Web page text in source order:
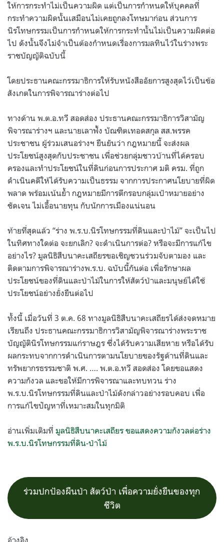
ให้การกระทำไม่เป็นความผิด แต่เป็นการกําหนดให้บุคคลที่
กระทำความผิดนั้นเสมือนไม่เคยถูกลงโทษมาก่อน ส่วนการ
นิรโทษกรรมเป็นการกําหนดให้การกระทำนั้นไม่เป็นความผิดต่อ
ไป ดังนั้นจึงไม่จำเป็นต้องกำหนดเรื่องการมลทินไว้ในร่างพระ
ราชบัญญัติฉบับนี้
โดยประธานคณะกรรมาธิการให้รับหนังสืออัยการสูงสุดไว้เป็นข้อ
สังเกตในการพิจารณาร่างต่อไป
ทางด้าน พ.ต.อ.ทวี สอดส่อง ประธานคณะกรรมาธิการวิสามัญ
พิจารณาร่างฯ และนายเลาฟั้ง บัณฑิตเทอดสกุล สส.พรรค
ประชาชน ผู้ร่วมเสนอร่างฯ ยืนยันว่า กฎหมายนี้ จะส่งผล
ประโยชน์สูงสุดกับประชาชน เพื่อช่วยกลุ่มชาวบ้านที่ได้ครอบ
ครองและทำประโยชน์ในที่ดินก่อนการประกาศ มติ ครม. ที่ถูก
ดำเนินคดีให้ได้รับความเป็นธรรม จากการประกาศนโยบายที่ผิด
พลาด พร้อมเน้นย้ำ กฎหมายมีการตีกรอบกลุ่มเป้าหมายอย่าง
ชัดเจน ไม่เอื้อนายทุน กับนักการเมืองแน่นอน
ท้ายที่สุดแล้ว “ร่าง พ.ร.บ.นิรโทษกรรมที่ดินและป่าไม้” จะเป็นไป
ในทิศทางใดต่อ จะยกเลิก? จะดำเนินการต่อ? หรือจะมีการแก้ไข
อย่างไร? มูลนิธิสืบนาคะเสถียรขอเชิญชวนร่วมจับตามอง และ
ติดตามการพิจารณาร่างพ.ร.บ. ฉบับนี้กันต่อ เพื่อรักษาผล
ประโยชน์ของที่ดินและป่าไม้ในการให้สัตว์ป่าและมนุษย์ได้ใช้
ประโยชน์อย่างยั่งยืนต่อไป
ทั้งนี้ เมื่อวันที่ 3 ต.ค. 68 ทางมูลนิธิสืบนาคะเสถียรได้ส่งจดหมาย
เรียนถึง ประธานคณะกรรมาธิการวิสามัญพิจารณาร่างพระราช
บัญญัตินิรโทษกรรมแก่ราษฎร ซึ่งได้รับความเสียหาย หรือได้รับ
ผลกระทบจากการดำเนินการตามนโยบายของรัฐด้านที่ดินและ
ทรัพยากรธรรมชาติ พ.ศ. …. พ.ต.อ.ทวี สอดส่อง โดยขอแสดง
ความกังวล และขอให้มีการพิจารณาและทบทวน ร่าง
พ.ร.บ.นิรโทษกรรมที่ดินและป่าไม้ดังกล่าวอย่างรอบคอบ เพื่อ
การแก้ไขปัญหาที่เหมาะสมในทุกมิติ
อ่านเพิ่มเติมที่ มูลนิธิสืบนาคะเสถียร ขอแสดงความกังวลต่อร่าง
พ.ร.บ.นิรโทษกรรมที่ดิน-ป่าไม้
ร่วมปกป้องผืนป่า สัตว์ป่า เพื่อความยั่งยืนของทุก
ชีวิต
อ้างอิง